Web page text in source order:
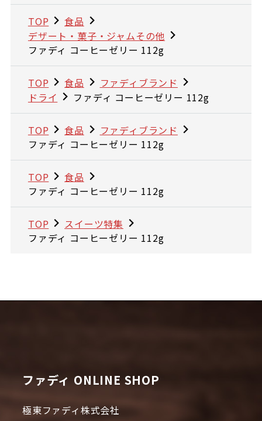
TOP
食品
デザート・菓子・ジャムその他
ファディ コーヒーゼリー 112g
TOP 食品
ファディブランド
ドライ
ファディ コーヒーゼリー 112g
TOP 食品
ファディブランド
ファディ コーヒーゼリー 112g
TOP
食品
ファディ コーヒーゼリー 112g
TOP
スイーツ特集
ファディ コーヒーゼリー 112g
ファディ ONLINE SHOP
極東ファディ株式会社